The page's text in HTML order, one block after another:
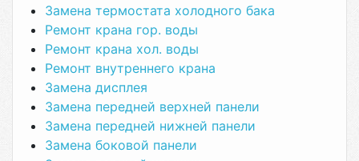
Замена термостата холодного бака
Ремонт крана гор. воды
Ремонт крана хол. воды
Ремонт внутреннего крана
Замена дисплея
Замена передней верхней панели
Замена передней нижней панели
Замена боковой панели